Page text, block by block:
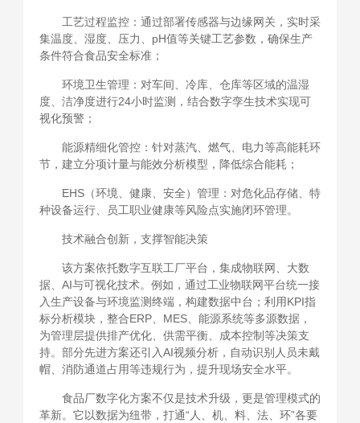
工艺过程监控：通过部署传感器与边缘网关，实时采
集温度、湿度、压力、pH值等关键工艺参数，确保生产
条件符合食品安全标准；
环境卫生管理：对车间、冷库、仓库等区域的温湿
度、洁净度进行24小时监测，结合数字孪生技术实现可
视化预警；
能源精细化管控：针对蒸汽、燃气、电力等高能耗环
节，建立分项计量与能效分析模型，降低综合能耗；
EHS（环境、健康、安全）管理：对危化品存储、特
种设备运行、员工职业健康等风险点实施闭环管理。
技术融合创新，支撑智能决策
该方案依托数字互联工厂平台，集成物联网、大数
据、AI与可视化技术。例如，通过工业物联网平台统一接
入生产设备与环境监测终端，构建数据中台；利用KPI指
标分析模块，整合ERP、MES、能源系统等多源数据，
为管理层提供排产优化、供需平衡、成本控制等决策支
持。部分先进方案还引入AI视频分析，自动识别人员未戴
帽、消防通道占用等违规行为，提升现场安全水平。
食品厂数字化方案不仅是技术升级，更是管理模式的
革新。它以数据为纽带，打通“人、机、料、法、环”各要